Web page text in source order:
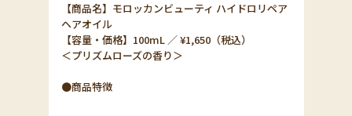
【商品名】モロッカンビューティ ハイドロリペア
ヘアオイル
【容量・価格】100mL ／ ¥1,650（税込）
＜プリズムローズの香り＞
●商品特徴